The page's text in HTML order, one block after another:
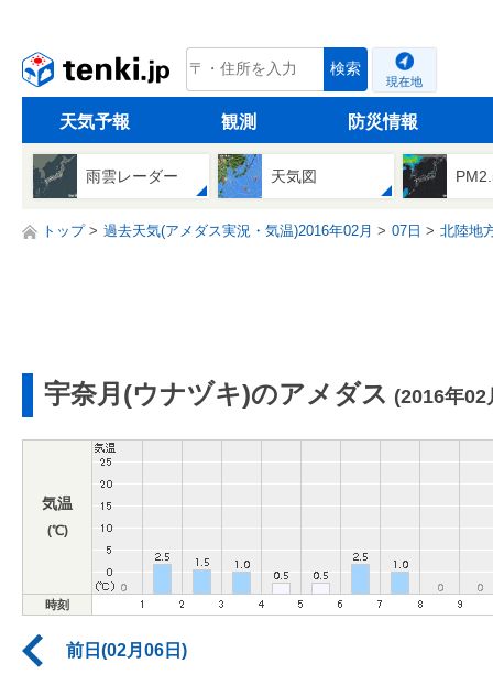
tenki.jp 検索
現在地
天気予報 観測 防災情報
雨雲レーダー 天気図
トップ 過去天気(アメダス実況・気温)2016年02月 07日 北陸地
宇奈月(ウナヅキ)のアメダス (2016年02
気温
(℃)
時刻
前日(02月06日)